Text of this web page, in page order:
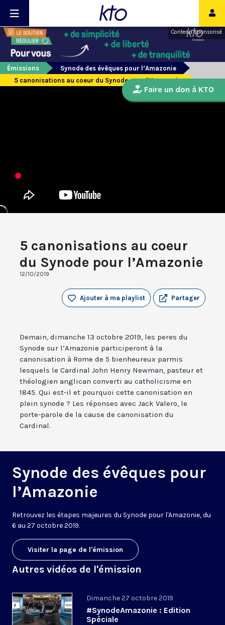
Contenu sponsorisé
Émissions
Synode des évêques pour l’Amazonie
5 canonisations au coeur du Synode pour l’Amazonie
5 canonisations au coeur
du Synode pour l’Amazonie
12/10/2019
Partager
Ajouter à ma playlist
Demain, dimanche 13 octobre 2019, les peres du
Synode sur l’Amazonie participeront à la
canonisation à Rome de 5 bienheureux parmis
lesquels le Cardinal John Henry Newman, pasteur et
théologien anglican converti au catholicisme en
1845. Qui est-il et pourquoi cette canonisation en
plein synode ? Les réponses avec Jack Valero, le
porte-parole de la cause de canonisation du
Cardinal.
Synode des évêques pour
l’Amazonie
Retrouvez les étapes majeures du Synode pour l'Amazonie, du
6 au 27 octobre 2019.
Visiter la page de l'émission
Autres vidéos de l'émission
Dimanche 27 octobre 2019
#SynodeAmazonie : Edition
Spéciale
Faire un don à KTO